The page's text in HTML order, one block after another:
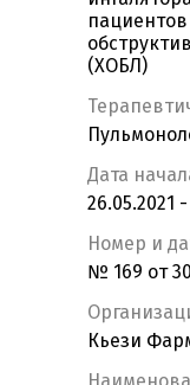
(ХОБЛ)
Дата
26.05.2021
Номер и
№ 169 от
Кьези